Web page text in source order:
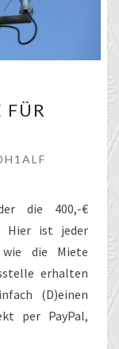
FÜR
die 400,-€
Hier ist jeder
die Miete
erhalten
(D)einen
per PayPal,